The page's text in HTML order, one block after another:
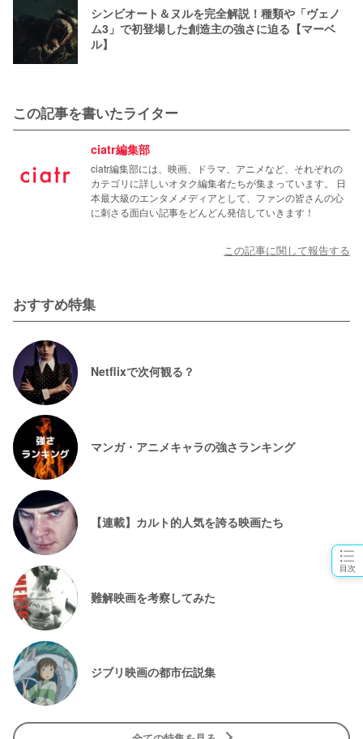
目次
シンビオート＆ヌルを完全解説！種類や「ヴェノ
ム3」で初登場した創造主の強さに迫る【マーベ
ル】
この記事を書いたライター
ciatr編集部
ciatr編集部には、映画、ドラマ、アニメなど、それぞれの
カテゴリに詳しいオタク編集者たちが集まっています。 日
本最大級のエンタメメディアとして、ファンの皆さんの心
に刺さる面白い記事をどんどん発信していきます！
この記事に関して報告する
おすすめ特集
Netflixで次何観る？
マンガ・アニメキャラの強さランキング
【連載】カルト的人気を誇る映画たち
難解映画を考察してみた
ジブリ映画の都市伝説集